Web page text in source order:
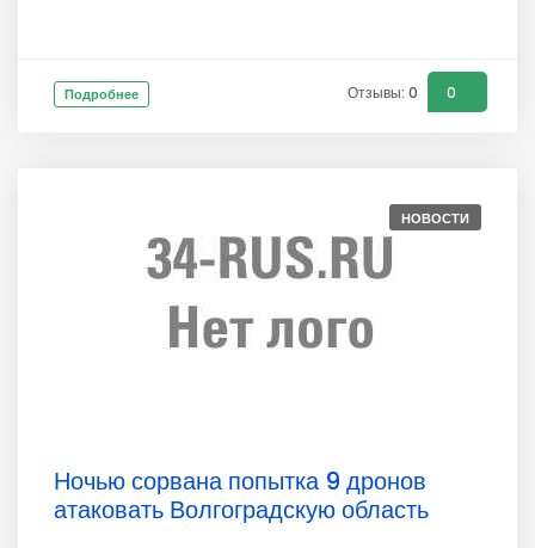
Подробнее Отзывы: 0 0
НОВОСТИ
Ночью сорвана попытка 9 дронов
атаковать Волгоградскую область